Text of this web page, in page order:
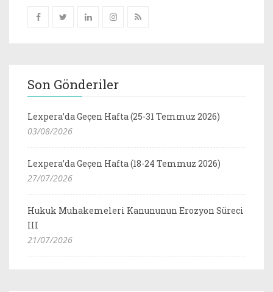
Son Gönderiler
Lexpera’da Geçen Hafta (25-31 Temmuz 2026)
03/08/2026
Lexpera’da Geçen Hafta (18-24 Temmuz 2026)
27/07/2026
Hukuk Muhakemeleri Kanununun Erozyon Süreci
III
21/07/2026